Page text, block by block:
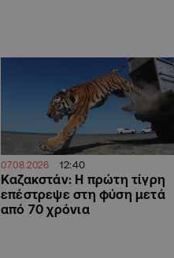
07.08.2026 12:40
Καζακστάν: Η πρώτη τίγρη
επέστρεψε στη φύση μετά
από 70 χρόνια